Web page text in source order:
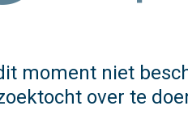
moment niet
over te